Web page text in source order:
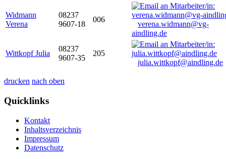
Widmann
Verena
08237
9607-18
006
verena.widmann@vg-
aindling.de
Wittkopf Julia
08237
9607-35
205
julia.wittkopf@aindling.de
drucken nach oben
Quicklinks
Kontakt
Inhaltsverzeichnis
Impressum
Datenschutz